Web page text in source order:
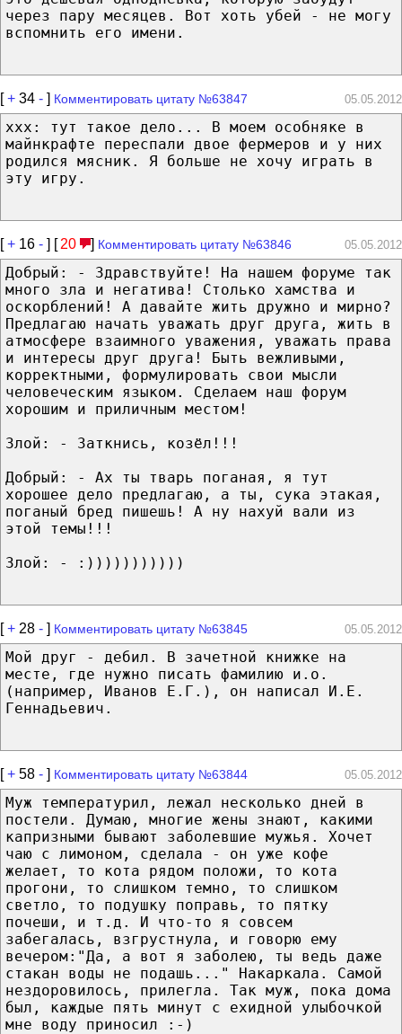
через пару месяцев. Вот хоть убей - не могу
вспомнить его имени.
[+ 34 - ] Комментировать цитату №63847 05.05.2012
xxx: тут такое дело... В моем особняке в
майнкрафте переспали двое фермеров и у них
родился мясник. Я больше не хочу играть в
эту игру.
[+ 16 - ] [ 20 ] Комментировать цитату №63846 05.05.2012
Добрый: - Здравствуйте! На нашем форуме так
много зла и негатива! Столько хамства и
оскорблений! А давайте жить дружно и мирно?
Предлагаю начать уважать друг друга, жить в
атмосфере взаимного уважения, уважать права
и интересы друг друга! Быть вежливыми,
корректными, формулировать свои мысли
человеческим языком. Сделаем наш форум
хорошим и приличным местом!
Злой: - Заткнись, козёл!!!
Добрый: - Ах ты тварь поганая, я тут
хорошее дело предлагаю, а ты, сука этакая,
поганый бред пишешь! А ну нахуй вали из
этой темы!!!
Злой: - :)))))))))))
[+ 28 - ] Комментировать цитату №63845 05.05.2012
Мой друг - дебил. В зачетной книжке на
месте, где нужно писать фамилию и.о.
(например, Иванов Е.Г.), он написал И.Е.
Геннадьевич.
[+ 58 - ] Комментировать цитату №63844 05.05.2012
Муж температурил, лежал несколько дней в
постели. Думаю, многие жены знают, какими
капризными бывают заболевшие мужья. Хочет
чаю с лимоном, сделала - он уже кофе
желает, то кота рядом положи, то кота
прогони, то слишком темно, то слишком
светло, то подушку поправь, то пятку
почеши, и т.д. И что-то я совсем
забегалась, взгрустнула, и говорю ему
вечером:"Да, а вот я заболею, ты ведь даже
стакан воды не подашь..." Накаркала. Самой
нездоровилось, прилегла. Так муж, пока дома
был, каждые пять минут с ехидной улыбочкой
мне воду приносил :-)